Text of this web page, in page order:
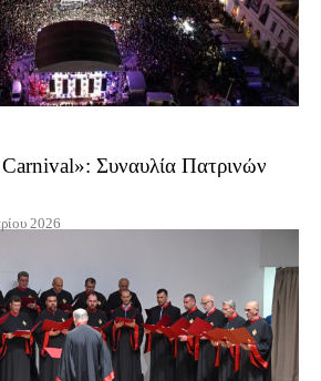
Συναυλία Πατρινών
2026